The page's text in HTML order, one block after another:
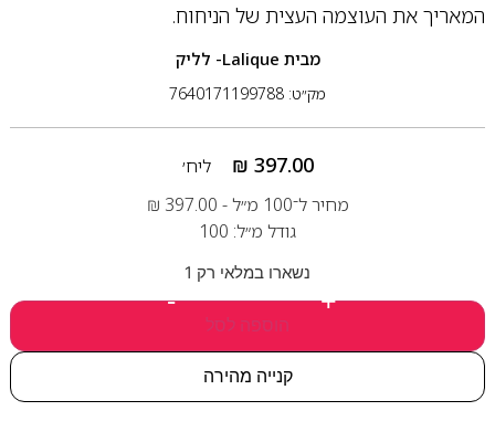
המאריך את העוצמה העצית של הניחוח.
מבית Lalique- לליק
מק״ט: 7640171199788
₪ 397.00
ליח׳
מחיר ל־100 מ״ל -
₪ 397.00
גודל מ״ל: 100
נשארו במלאי רק 1
- +
הוספה לסל
קנייה מהירה